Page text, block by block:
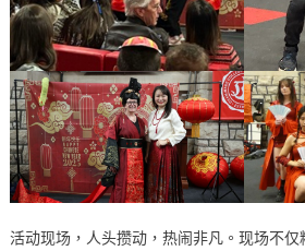
活动现场，人头攒动，热闹非凡。现场不